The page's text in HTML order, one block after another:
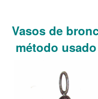
Vasos de
método